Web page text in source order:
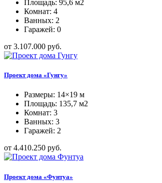
Площадь: 95,6 м2
Комнат: 4
Ванных: 2
Гаражей: 0
от 3.107.000 руб.
Проект дома «Гунгу»
Размеры: 14×19 м
Площадь: 135,7 м2
Комнат: 3
Ванных: 3
Гаражей: 2
от 4.410.250 руб.
Проект дома «Фунтуа»